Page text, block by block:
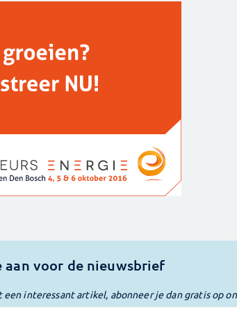
aan voor de nieuwsbrief
een interessant artikel, abonneer je dan gratis op